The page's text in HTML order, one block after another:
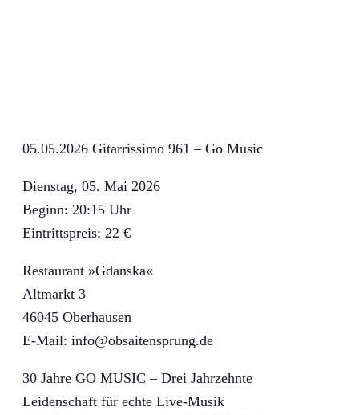
05.05.2026 Gitarrissimo 961 – Go Music
Dienstag, 05. Mai 2026
Beginn: 20:15 Uhr
Eintrittspreis: 22 €
Restaurant »Gdanska«
Altmarkt 3
46045 Oberhausen
E-Mail: info@obsaitensprung.de
30 Jahre GO MUSIC – Drei Jahrzehnte
Leidenschaft für echte Live-Musik